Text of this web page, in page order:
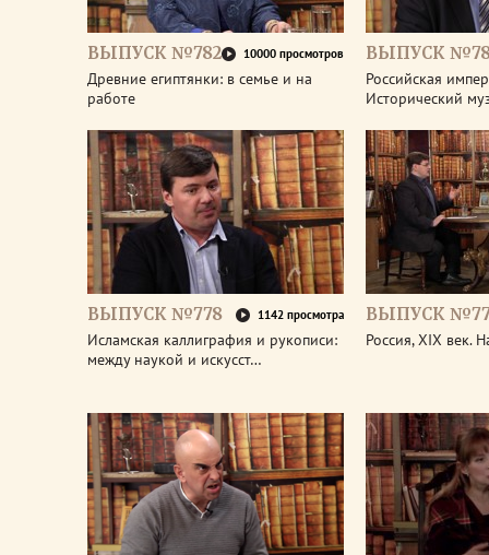
ВЫПУСК №782 10000 просмотров
Древние египтянки: в семье и на
работе
ВЫПУСК
Российская
Исторический
ВЫПУСК №778 1142 просмотра
Исламская каллиграфия и рукописи:
между наукой и искусст…
ВЫПУСК
Россия, XIX век.